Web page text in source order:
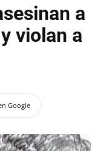
a
violan a
Google